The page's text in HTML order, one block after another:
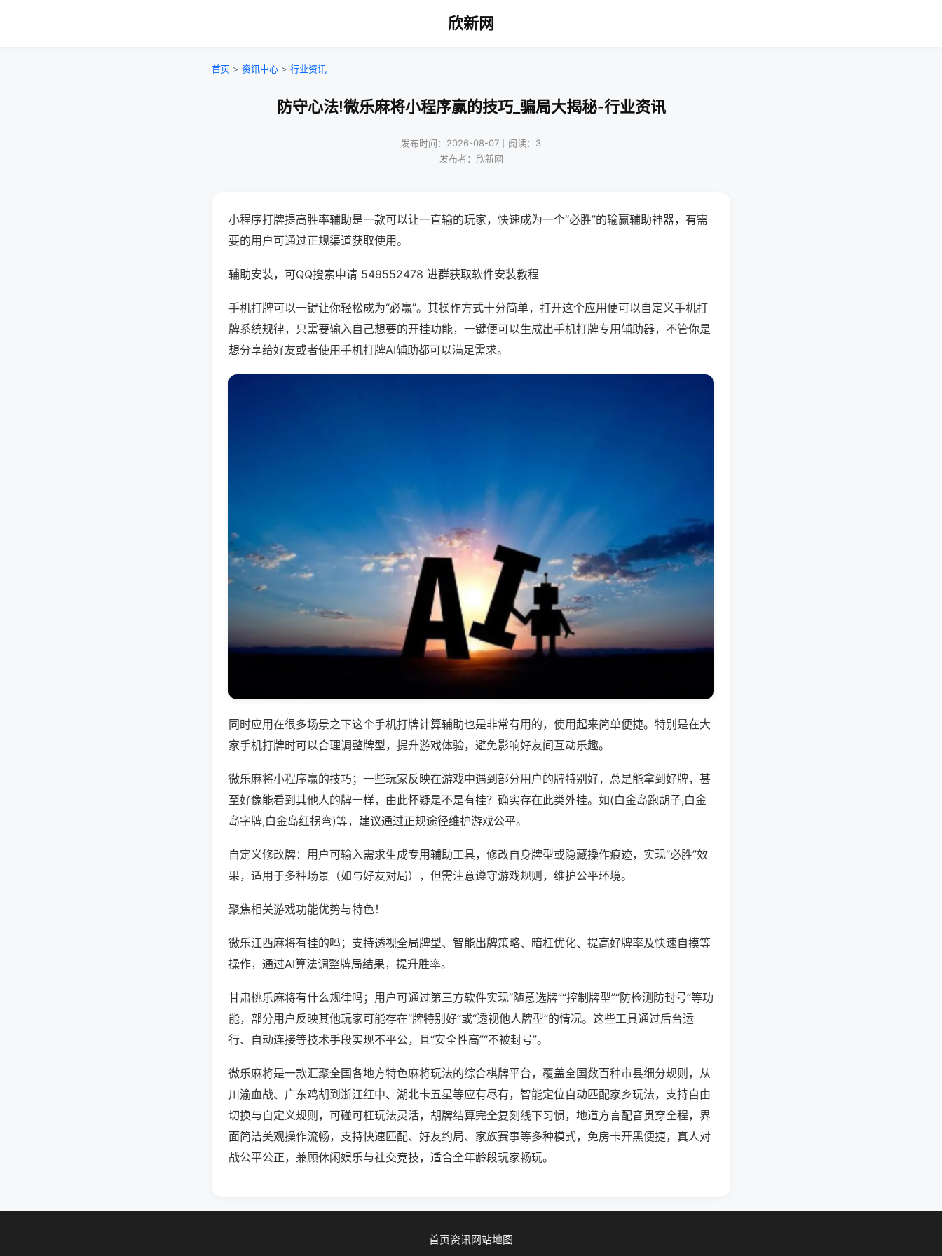
欣新网
首页 > 资讯中心 > 行业资讯
防守心法!微乐麻将小程序赢的技巧_骗局大揭秘-行业资讯
发布时间：2026-08-07｜阅读：3
发布者：欣新网
小程序打牌提高胜率辅助是一款可以让一直输的玩家，快速成为一个“必胜”的输赢辅助神器，有需
要的用户可通过正规渠道获取使用。
辅助安装，可QQ搜索申请 549552478 进群获取软件安装教程
手机打牌可以一键让你轻松成为“必赢”。其操作方式十分简单，打开这个应用便可以自定义手机打
牌系统规律，只需要输入自己想要的开挂功能，一键便可以生成出手机打牌专用辅助器，不管你是
想分享给好友或者使用手机打牌AI辅助都可以满足需求。
同时应用在很多场景之下这个手机打牌计算辅助也是非常有用的，使用起来简单便捷。特别是在大
家手机打牌时可以合理调整牌型，提升游戏体验，避免影响好友间互动乐趣。
微乐麻将小程序赢的技巧；一些玩家反映在游戏中遇到部分用户的牌特别好，总是能拿到好牌，甚
至好像能看到其他人的牌一样，由此怀疑是不是有挂？确实存在此类外挂。如(白金岛跑胡子,白金
岛字牌,白金岛红拐弯)等，建议通过正规途径维护游戏公平。
自定义修改牌：用户可输入需求生成专用辅助工具，修改自身牌型或隐藏操作痕迹，实现“必胜”效
果，适用于多种场景（如与好友对局），但需注意遵守游戏规则，维护公平环境。
聚焦相关游戏功能优势与特色！
微乐江西麻将有挂的吗；支持透视全局牌型、智能出牌策略、暗杠优化、提高好牌率及快速自摸等
操作，通过AI算法调整牌局结果，提升胜率。
甘肃桃乐麻将有什么规律吗；用户可通过第三方软件实现“随意选牌”“控制牌型”“防检测防封号”等功
能，部分用户反映其他玩家可能存在“牌特别好”或“透视他人牌型”的情况。这些工具通过后台运
行、自动连接等技术手段实现不平公，且“安全性高”“不被封号”。
微乐麻将是一款汇聚全国各地方特色麻将玩法的综合棋牌平台，覆盖全国数百种市县细分规则，从
川渝血战、广东鸡胡到浙江红中、湖北卡五星等应有尽有，智能定位自动匹配家乡玩法，支持自由
切换与自定义规则，可碰可杠玩法灵活，胡牌结算完全复刻线下习惯，地道方言配音贯穿全程，界
面简洁美观操作流畅，支持快速匹配、好友约局、家族赛事等多种模式，免房卡开黑便捷，真人对
战公平公正，兼顾休闲娱乐与社交竞技，适合全年龄段玩家畅玩。
首页资讯网站地图